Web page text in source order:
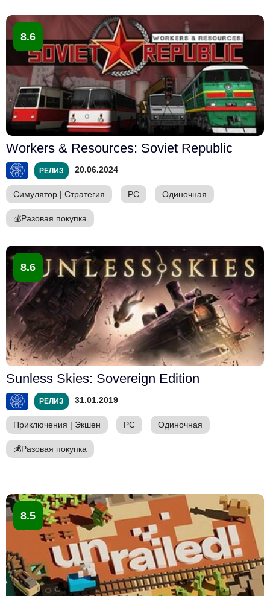
8.6
Workers & Resources: Soviet Republic
РЕЛИЗ 20.06.2024
Симулятор | Стратегия PC Одиночная
💰Разовая покупка
8.6
Sunless Skies: Sovereign Edition
РЕЛИЗ 31.01.2019
Приключения | Экшен PC Одиночная
💰Разовая покупка
8.5